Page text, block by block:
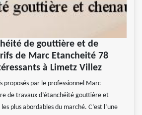
de gouttière et de
de Marc Etancheité 78
à Limetz Villez
proposés par le professionnel Marc
de travaux d’étanchéité gouttière et
plus abordables du marché. C’est l’une